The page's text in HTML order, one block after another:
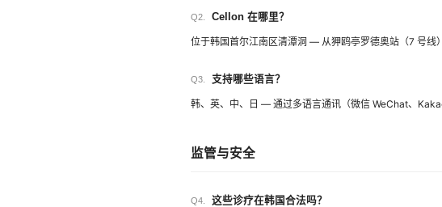
Q2. Cellon 在哪里？
位于韩国首尔江南区清潭洞 — 从狎鸥亭罗德奥站（7 号线
Q3. 支持哪些语言？
韩、英、中、日 — 通过多语言通讯（微信 WeChat、
监管与安全
Q4. 这些诊疗在韩国合法吗？